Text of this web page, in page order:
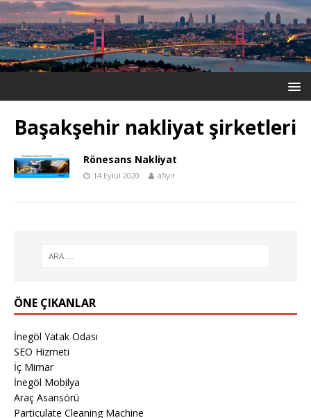
Başakşehir nakliyat şirketleri
Rönesans Nakliyat
14 Eylül 2020 afiyir
ÖNE ÇIKANLAR
İnegöl Yatak Odası
SEO Hizmeti
İç Mimar
İnegöl Mobilya
Araç Asansörü
Particulate Cleaning Machine